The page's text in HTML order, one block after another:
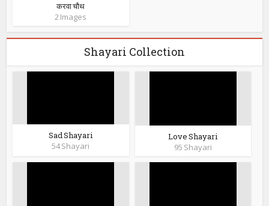
करवा चौथ
2 Images
Shayari Collection
Sad Shayari
54 Shayari
Love Shayari
95 Shayari